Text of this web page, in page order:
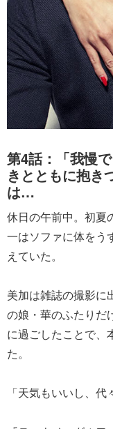
第4話：「我慢
きとともに抱き
は…
休日の午前中。初夏
一はソファに体をう
えていた。
美加は雑誌の撮影に
の娘・華のふたりだ
に過ごしたことで、
た。
「天気もいいし、代